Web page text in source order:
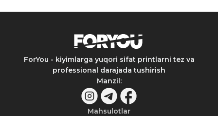
ForYou - kiyimlarga yuqori sifat printlarni tez va
professional darajada tushirish
Manzil:
Mahsulotlar